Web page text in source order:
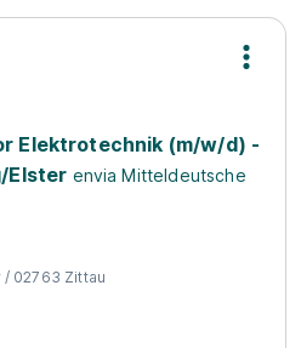
Elektrotechnik (m/w/d) -
Elster envia Mitteldeutsche
02763 Zittau